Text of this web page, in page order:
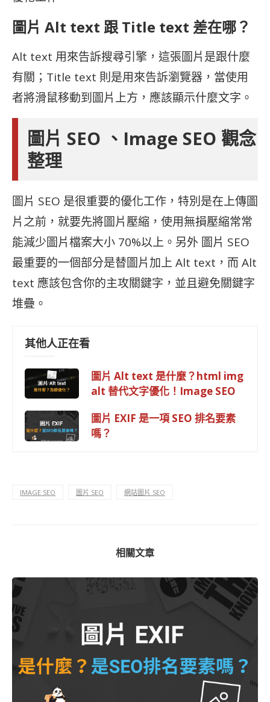
圖片 Alt text 跟 Title text 差在哪？
Alt text 用來告訴搜尋引擎，這張圖片是跟什麼
有關；Title text 則是用來告訴瀏覽器，當使用
者將滑鼠移動到圖片上方，應該顯示什麼文字。
圖片 SEO 、Image SEO 觀念
整理
圖片 SEO 是很重要的優化工作，特別是在上傳圖
片之前，就要先將圖片壓縮，使用無損壓縮常常
能減少圖片檔案大小 70%以上。另外 圖片 SEO
最重要的一個部分是替圖片加上 Alt text，而 Alt
text 應該包含你的主攻關鍵字，並且避免關鍵字
堆疊。
其他人正在看
圖片 Alt text 是什麼？html img
alt 替代文字優化！Image SEO
圖片 EXIF 是一項 SEO 排名要素
嗎？
IMAGE SEO 圖片 SEO 網站圖片 SEO
相關文章